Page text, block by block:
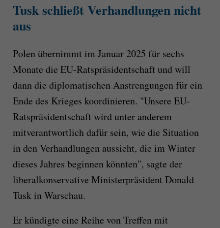
Tusk schließt Verhandlungen nicht
aus
Polen übernimmt im Januar 2025 für sechs
Monate die EU-Ratspräsidentschaft und will
dann die diplomatischen Anstrengungen für ein
Ende des Krieges koordinieren. "Unsere EU-
Ratspräsidentschaft wird unter anderem
mitverantwortlich dafür sein, wie die Situation
in den Verhandlungen aussieht, die im Winter
dieses Jahres beginnen könnten", sagte der
liberalkonservative Ministerpräsident Donald
Tusk in Warschau.
Er kündigte eine Reihe von Treffen mit